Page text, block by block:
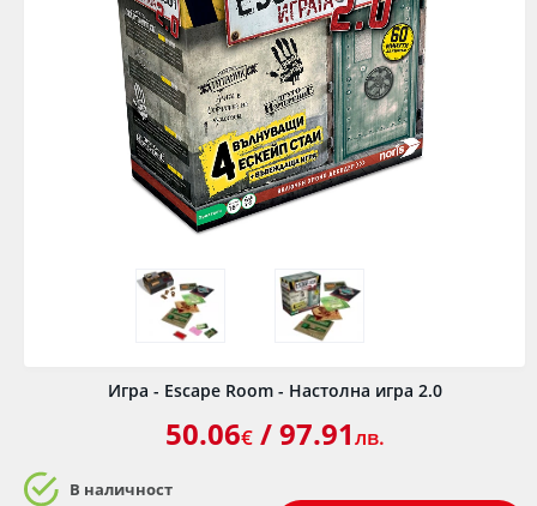
Игра - Escape Room - Настолна игра 2.0
50.06€/ 97.91лв.
В наличност